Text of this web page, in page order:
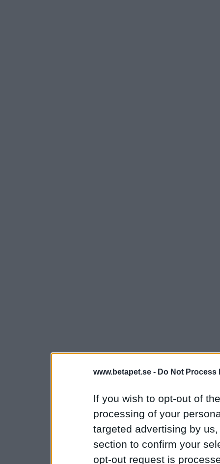
www.betapet.se - Do Not Process
If you wish to opt-out of
processing of your
targeted advertising by
section to confirm your
opt-out request is